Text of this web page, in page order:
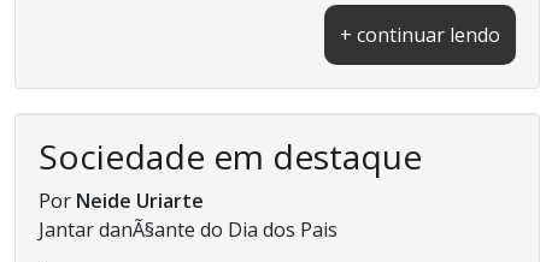
+ continuar lendo
Sociedade em destaque
Por Neide Uriarte
Jantar danÃ§ante do Dia dos Pais